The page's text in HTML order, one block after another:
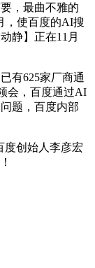
，最曲不雅的
，使百度的AI搜
静】正在11月
有625家厂商通
会，百度通过AI
题，百度内部
创始人李彦宏